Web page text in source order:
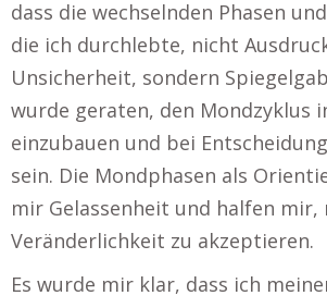
dass die wechselnden Phasen
die ich durchlebte, nicht
Unsicherheit, sondern
wurde geraten, den Mondzyklus
einzubauen und bei
sein. Die Mondphasen als
mir Gelassenheit und halfen mir,
Veränderlichkeit zu akzeptieren.
Es wurde mir klar, dass ich